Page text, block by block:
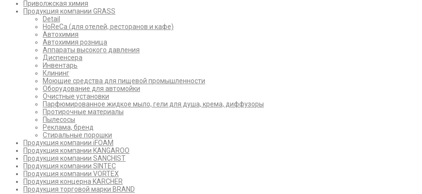
Приволжская химия
Продукция компании GRASS
Detail
HoReCa (для отелей, ресторанов и кафе)
Автохимия
Автохимия розница
Аппараты высокого давления
Диспенсера
Инвентарь
Клининг
Моющие средства для пищевой промышленности
Оборудование для автомойки
Очистные установки
Парфюмированное жидкое мыло, гели для душа, крема, диффузоры
Протирочные материалы
Пылесосы
Реклама, бренд
Стиральные порошки
Продукция компании iFOAM
Продукция компании KANGAROO
Продукция компании SANCHIST
Продукция компании SINTEC
Продукция компании VORTEX
Продукция концерна KARCHER
Продукция торговой марки BRAND